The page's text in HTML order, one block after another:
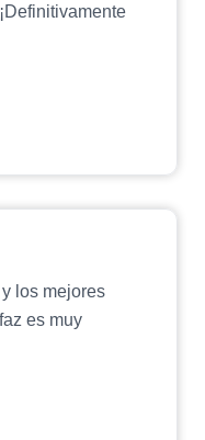
los mejores
es muy